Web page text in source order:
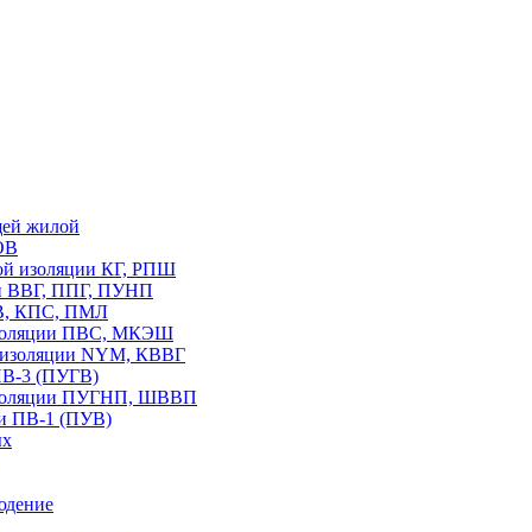
жилой
изоляции КГ, РПШ
ВВГ, ППГ, ПУНП
КПС, ПМЛ
ПВС, МКЭШ
NYM, КВВГ
3 (ПУГВ)
ПУГНП, ШВВП
ПВ-1 (ПУВ)